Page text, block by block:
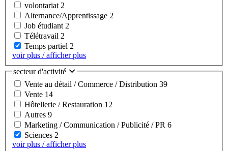
volontariat 2
Alternance/Apprentissage 2
Job étudiant 2
Télétravail 2
Temps partiel 2
voir plus / afficher plus
secteur d'activité
Vente au détail / Commerce / Distribution 39
Vente 14
Hôtellerie / Restauration 12
Autres 9
Marketing / Communication / Publicité / PR 6
Sciences 2
voir plus / afficher plus